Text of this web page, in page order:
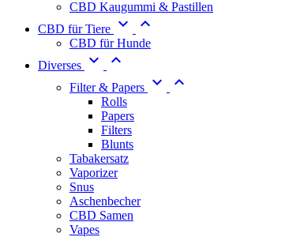
CBD Kaugummi & Pastillen
CBD für Tiere  
CBD für Hunde
Diverses  
Filter & Papers  
Rolls
Papers
Filters
Blunts
Tabakersatz
Vaporizer
Snus
Aschenbecher
CBD Samen
Vapes